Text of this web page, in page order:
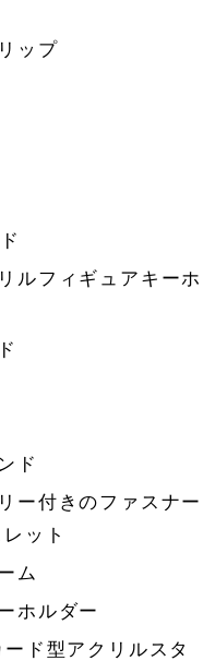
ップ
ルフィギュアキーホ
ド
ー付きのファスナー
ット
ム
ホルダー
ド型アクリルスタ